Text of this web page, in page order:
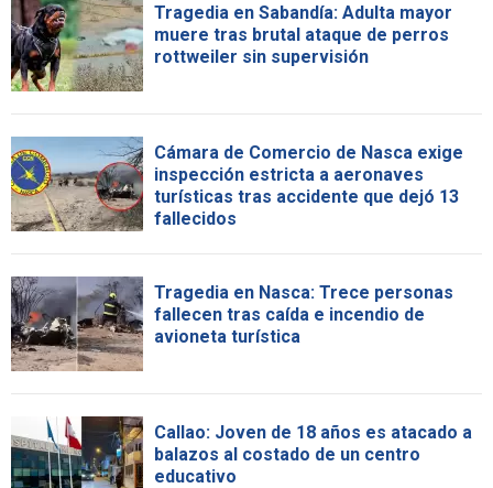
Tragedia en Sabandía: Adulta mayor
muere tras brutal ataque de perros
rottweiler sin supervisión
Cámara de Comercio de Nasca exige
inspección estricta a aeronaves
turísticas tras accidente que dejó 13
fallecidos
Tragedia en Nasca: Trece personas
fallecen tras caída e incendio de
avioneta turística
Callao: Joven de 18 años es atacado a
balazos al costado de un centro
educativo